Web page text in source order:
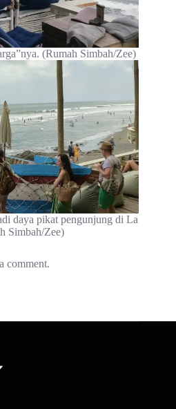
(Rumah Simbah/Zee)
daya pikat pengunjung di La
Simbah/Zee)
comment.